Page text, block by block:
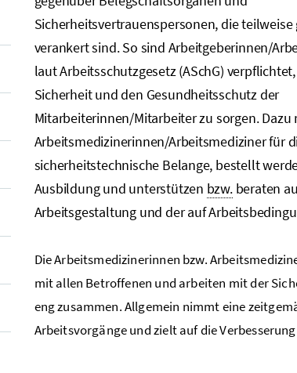
Sicherheitsvertrauenspersonen, die teilweise
verankert sind. So sind Arbeitgeberinnen/
laut Arbeitsschutzgesetz (ASchG)
Sicherheit und den Gesundheitsschutz der
Mitarbeiterinnen/Mitarbeiter zu sorgen.
Arbeitsmedizinerinnen/Arbeitsmediziner für
sicherheitstechnische Belange, bestellt
Ausbildung und unterstützen bzw.beraten
Arbeitsgestaltung und der auf
Die Arbeitsmedizinerinnen bzw.
mit allen Betroffenen und arbeiten mit der
eng zusammen. Allgemein nimmt eine
Arbeitsvorgänge und zielt auf die